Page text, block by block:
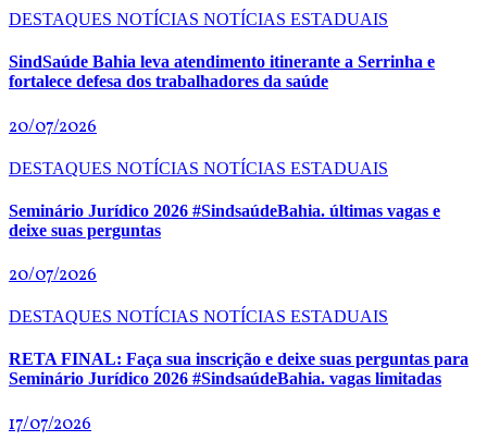
DESTAQUES NOTÍCIAS NOTÍCIAS ESTADUAIS
SindSaúde Bahia leva atendimento itinerante a Serrinha e
fortalece defesa dos trabalhadores da saúde
20/07/2026
DESTAQUES NOTÍCIAS NOTÍCIAS ESTADUAIS
Seminário Jurídico 2026 #SindsaúdeBahia. últimas vagas e
deixe suas perguntas
20/07/2026
DESTAQUES NOTÍCIAS NOTÍCIAS ESTADUAIS
RETA FINAL: Faça sua inscrição e deixe suas perguntas para
Seminário Jurídico 2026 #SindsaúdeBahia. vagas limitadas
17/07/2026